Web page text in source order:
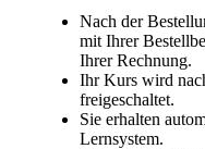
Nach der
mit Ihrer
Ihrer Rechnung.
Ihr Kurs wird
freigeschaltet.
Sie erhalten
Lernsystem.